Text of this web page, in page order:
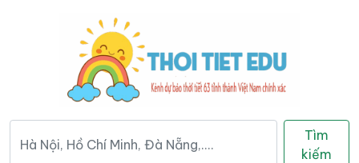
Tìm
kiếm